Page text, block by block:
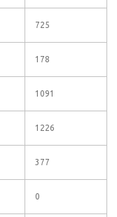
725
178
1091
1226
377
0